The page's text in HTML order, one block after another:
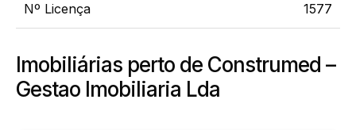
Nº Licença 1577
Imobiliárias perto de Construmed –
Gestao Imobiliaria Lda